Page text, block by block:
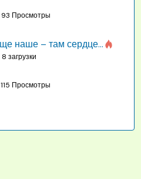
93 Просмотры
1552 – Где сокровище наше – там сердце, там помышления
8 загрузки
115 Просмотры